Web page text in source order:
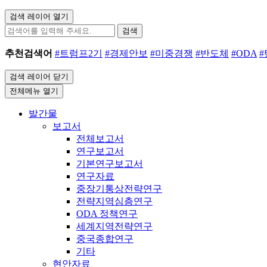
검색 레이어 열기
검색
추천검색어 #트럼프2기 #경제안보 #미중경쟁 #반도체 #ODA #
검색 레이어 닫기
전체메뉴 열기
발간물
보고서
전체보고서
연구보고서
기본연구보고서
연구자료
중장기통상전략연구
전략지역심층연구
ODA 정책연구
세계지역전략연구
중국종합연구
기타
현안자료